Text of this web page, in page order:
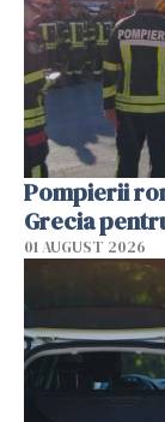
Pompierii
Grecia
01 AUGUST 2026